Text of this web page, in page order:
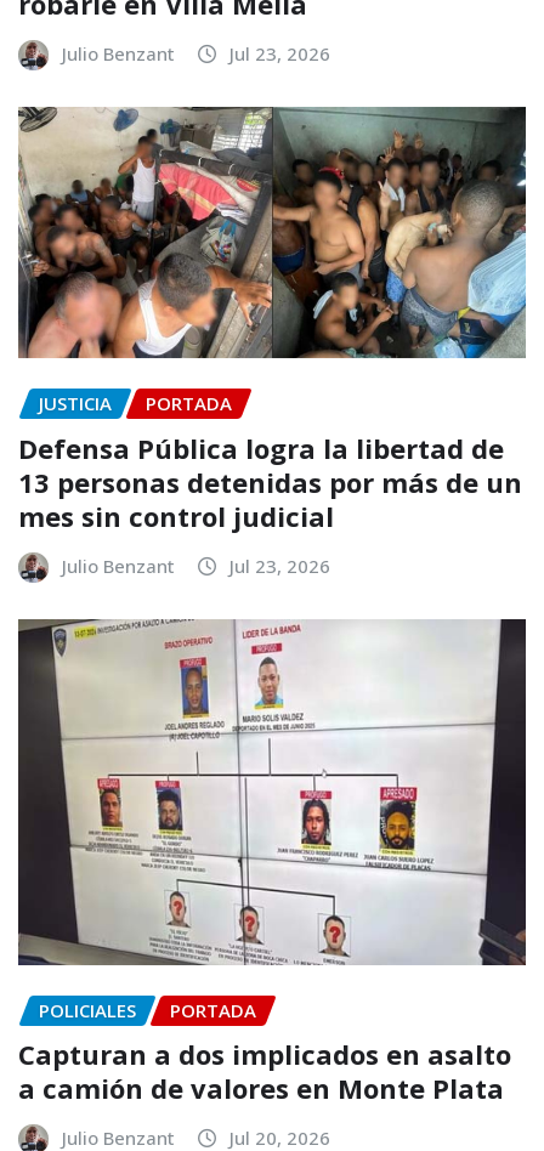
Julio Benzant Jul 23, 2026
JUSTICIA PORTADA
Defensa Pública logra la libertad de
13 personas detenidas por más de un
mes sin control judicial
Julio Benzant Jul 23, 2026
POLICIALES PORTADA
Capturan a dos implicados en asalto
a camión de valores en Monte Plata
Julio Benzant Jul 20, 2026